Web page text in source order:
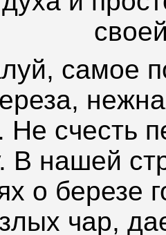
самое
Не счесть
В нашей
о березе
чар,